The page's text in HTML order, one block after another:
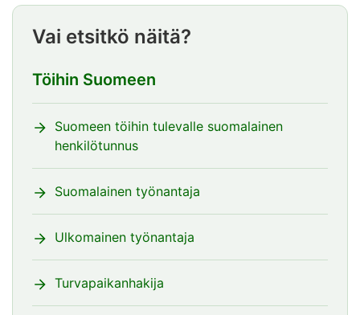
Vai etsitkö näitä?
Töihin Suomeen
Suomeen töihin tulevalle suomalainen
henkilötunnus
Suomalainen työnantaja
Ulkomainen työnantaja
Turvapaikanhakija